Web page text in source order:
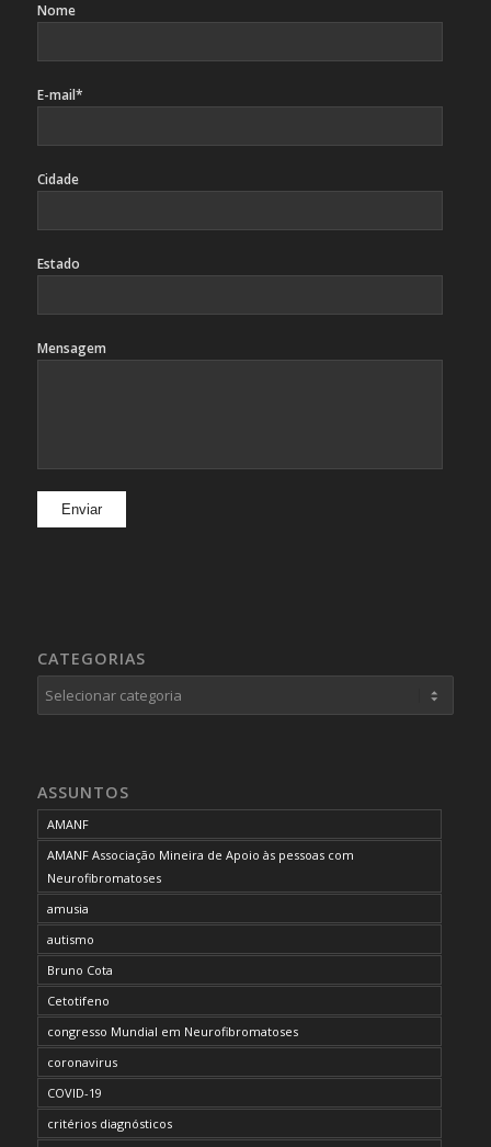
Nome
E-mail*
Cidade
Estado
Mensagem
CATEGORIAS
Categorias
ASSUNTOS
AMANF
AMANF Associação Mineira de Apoio às pessoas com
Neurofibromatoses
amusia
autismo
Bruno Cota
Cetotifeno
congresso Mundial em Neurofibromatoses
coronavirus
COVID-19
critérios diagnósticos